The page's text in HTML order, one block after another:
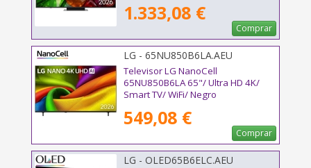
1.333,08 €
Comprar
LG - 65NU850B6LA.AEU
Televisor LG NanoCell
65NU850B6LA 65"/ Ultra HD 4K/
Smart TV/ WiFi/ Negro
549,08 €
Comprar
LG - OLED65B6ELC.AEU